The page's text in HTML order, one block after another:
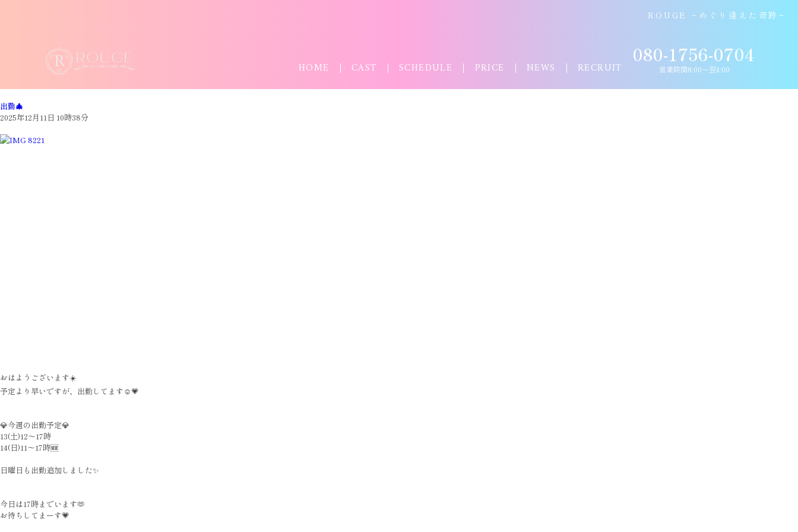
ROUGE ~めぐり逢えた奇跡~
HOME CAST SCHEDULE PRICE NEWS RECRUIT
080-1756-0704
営業時間8:00〜翌4:00
出勤🎄
2025年12月11日 10時38分
おはようございます☀️
予定より早いですが、出勤してます☺️💗
💎今週の出勤予定💎
13(土)12〜17時
14(日)11〜17時🆕
日曜日も出勤追加しました✨
今日は17時までいます🫶
お待ちしてまーす💗